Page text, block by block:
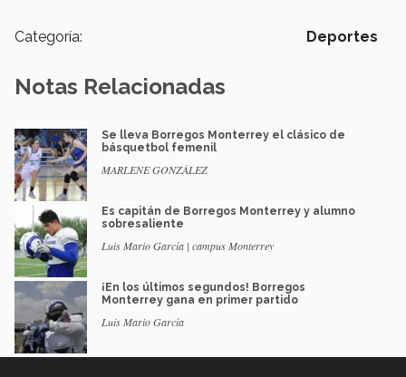
Categoría: Deportes
Notas Relacionadas
Se lleva Borregos Monterrey el clásico de
básquetbol femenil
MARLENE GONZÁLEZ
Es capitán de Borregos Monterrey y alumno
sobresaliente
Luis Mario García | campus Monterrey
¡En los últimos segundos! Borregos
Monterrey gana en primer partido
Luis Mario García